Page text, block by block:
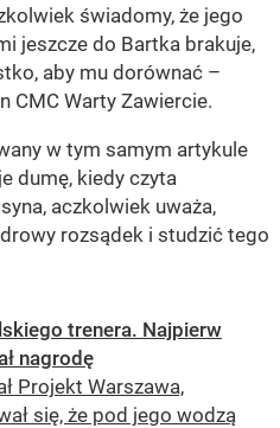
świadomy, że jego
jeszcze do Bartka brakuje,
aby mu dorównać –
CMC Warty Zawiercie.
w tym samym artykule
dumę, kiedy czyta
aczkolwiek uważa,
rozsądek i studzić tego
trenera. Najpierw
nagrodę
Projekt Warszawa,
się, że pod jego wodzą